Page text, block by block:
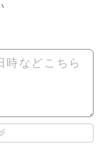
時などこちら